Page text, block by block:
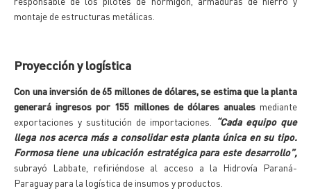
montaje de estructuras metálicas.
Proyección y logística
Con una inversión de 65 millones de dólares, se estima que la planta
generará ingresos por 155 millones de dólares anualesmediante
exportaciones y sustitución de importaciones.
“Cada equipo que
llega nos acerca más a consolidar esta planta única en su tipo.
Formosa tiene una ubicación estratégica para este desarrollo”,
subrayó Labbate, refiriéndose al acceso a la Hidrovía Paraná-
Paraguay para la logística de insumos y productos.